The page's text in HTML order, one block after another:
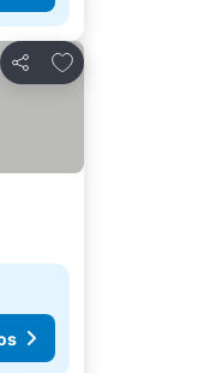
Compartir
Agregar a favoritos